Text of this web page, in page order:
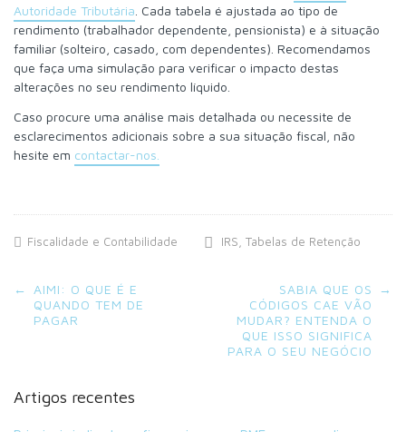
Autoridade Tributária . Cada tabela é ajustada ao tipo de
rendimento (trabalhador dependente, pensionista) e à situação
familiar (solteiro, casado, com dependentes). Recomendamos
que faça uma simulação para verificar o impacto destas
alterações no seu rendimento líquido.
Caso procure uma análise mais detalhada ou necessite de
esclarecimentos adicionais sobre a sua situação fiscal, não
hesite em contactar-nos.
Fiscalidade e Contabilidade IRS Tabelas de Retenção
Post
navigation
←
AIMI: O QUE É E
QUANDO TEM DE
PAGAR
SABIA QUE OS
CÓDIGOS CAE VÃO
MUDAR? ENTENDA O
QUE ISSO SIGNIFICA
PARA O SEU NEGÓCIO
→
Artigos recentes